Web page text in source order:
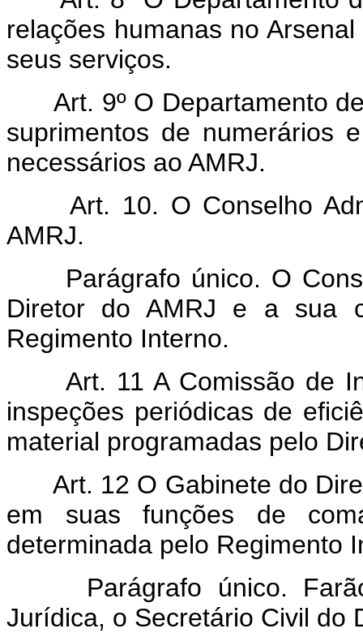
relações humanas no
seus serviços.
Art. 9º O Departamento
suprimentos de numerários
necessários ao AMRJ.
Art. 10. O Conselho
AMRJ.
Parágrafo único. O
Diretor do AMRJ e a sua
Regimento Interno.
Art. 11 A Comissão de
inspeções periódicas de
material programadas pelo
Art. 12 O Gabinete do
em suas funções de
determinada pelo Regimento
Parágrafo único.
Jurídica, o Secretário Civil do